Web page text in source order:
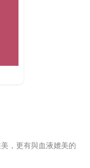
，更有與血液媲美的